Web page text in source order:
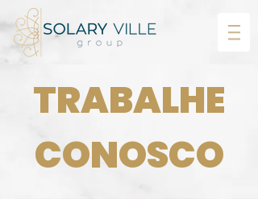
TRABALHE
CONOSCO